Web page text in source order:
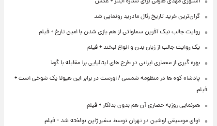
گران‌ترین خرید تاریخ رئال مادرید رونمایی شد
روایت جالب نیک آفرین سماواتی از هم بازی شدن با امین تارخ + فیلم
یک روایت جالب از زبان بدن و انواع لبخند + فیلم
بهره گیری از معماری ایرانی در طرح های ایتالیایی برا مقابله با گرما
پادشاه کوه ها در منظومه شمسی / اورست در برابر این هیولا یک شوخی است +
فیلم
هنرنمایی روزبه حصاری آن هم بدون بدلکار + فیلم
آوای موسیقی اوشین در تهران توسط سفیر ژاپن نواخته شد + فیلم